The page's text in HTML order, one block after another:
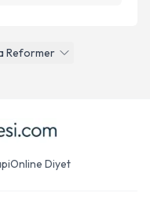
Reformer
Online Diyet